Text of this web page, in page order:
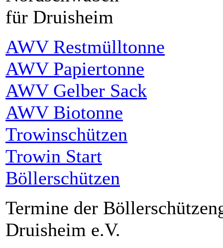
für Druisheim
AWV Restmülltonne
AWV Papiertonne
AWV Gelber Sack
AWV Biotonne
Trowinschützen
Trowin Start
Böllerschützen
Termine der
Druisheim e.V.